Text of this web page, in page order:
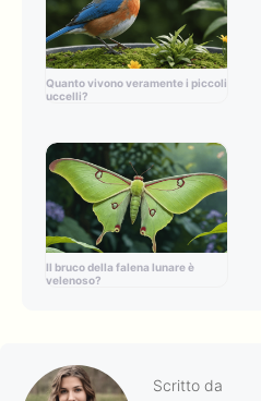
Quanto vivono veramente i piccoli
uccelli?
Il bruco della falena lunare è
velenoso?
Scritto da